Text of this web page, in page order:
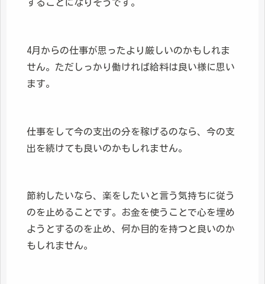
することになりそうです。
4月からの仕事が思ったより厳しいのかもしれま
せん。ただしっかり働ければ給料は良い様に思い
ます。
仕事をして今の支出の分を稼げるのなら、今の支
出を続けても良いのかもしれません。
節約したいなら、楽をしたいと言う気持ちに従う
のを止めることです。お金を使うことで心を埋め
ようとするのを止め、何か目的を持つと良いのか
もしれません。